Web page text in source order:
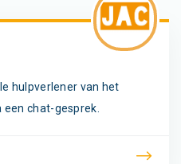
hulpverlener van het
chat-gesprek.